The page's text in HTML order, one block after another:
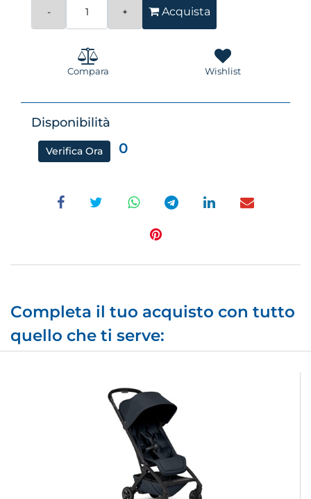
Acquista
Compara Wishlist
Disponibilità
Verifica Ora 0
Completa il tuo acquisto con tutto
quello che ti serve: